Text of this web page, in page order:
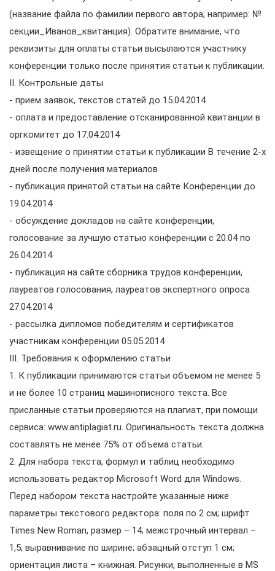
(название файла по фамилии первого автора; например: №
секции_Иванов_квитанция). Обратите внимание, что
реквизиты для оплаты статьи высылаются участнику
конференции только после принятия статьи к публикации.
II. Контрольные даты
- прием заявок, текстов статей до 15.04.2014
- оплата и предоставление отсканированной квитанции в
оргкомитет до 17.04.2014
- извещение о принятии статьи к публикации В течение 2-х
дней после получения материалов
- публикация принятой статьи на сайте Конференции до
19.04.2014
- обсуждение докладов на сайте конференции,
голосование за лучшую статью конференции с 20.04 по
26.04.2014
- публикация на сайте сборника трудов конференции,
лауреатов голосования, лауреатов экспертного опроса
27.04.2014
- рассылка дипломов победителям и сертификатов
участникам конференции 05.05.2014
III. Требования к оформлению статьи
1. К публикации принимаются статьи объемом не менее 5
и не более 10 страниц машинописного текста. Все
присланные статьи проверяются на плагиат, при помощи
сервиса: www.antiplagiat.ru. Оригинальность текста должна
составлять не менее 75% от объема статьи.
2. Для набора текста, формул и таблиц необходимо
использовать редактор Microsoft Word для Windows.
Перед набором текста настройте указанные ниже
параметры текстового редактора: поля по 2 см; шрифт
Times New Roman, размер – 14; межстрочный интервал –
1,5; выравнивание по ширине; абзацный отступ 1 см;
ориентация листа – книжная. Рисунки, выполненные в MS